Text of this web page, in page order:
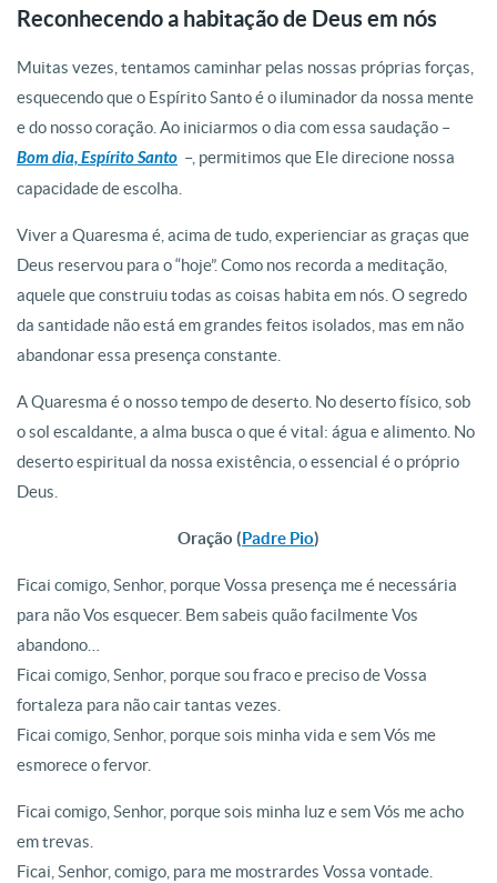
Reconhecendo a habitação de Deus em nós
Muitas vezes, tentamos caminhar pelas nossas próprias forças,
esquecendo que o Espírito Santo é o iluminador da nossa mente
e do nosso coração. Ao iniciarmos o dia com essa saudação –
Bom dia, Espírito Santo –, permitimos que Ele direcione nossa
capacidade de escolha.
Viver a Quaresma é, acima de tudo, experienciar as graças que
Deus reservou para o “hoje”. Como nos recorda a meditação,
aquele que construiu todas as coisas habita em nós. O segredo
da santidade não está em grandes feitos isolados, mas em não
abandonar essa presença constante.
A Quaresma é o nosso tempo de deserto. No deserto físico, sob
o sol escaldante, a alma busca o que é vital: água e alimento. No
deserto espiritual da nossa existência, o essencial é o próprio
Deus.
Oração (Padre Pio)
Ficai comigo, Senhor, porque Vossa presença me é necessária
para não Vos esquecer. Bem sabeis quão facilmente Vos
abandono…
Ficai comigo, Senhor, porque sou fraco e preciso de Vossa
fortaleza para não cair tantas vezes.
Ficai comigo, Senhor, porque sois minha vida e sem Vós me
esmorece o fervor.
Ficai comigo, Senhor, porque sois minha luz e sem Vós me acho
em trevas.
Ficai, Senhor, comigo, para me mostrardes Vossa vontade.